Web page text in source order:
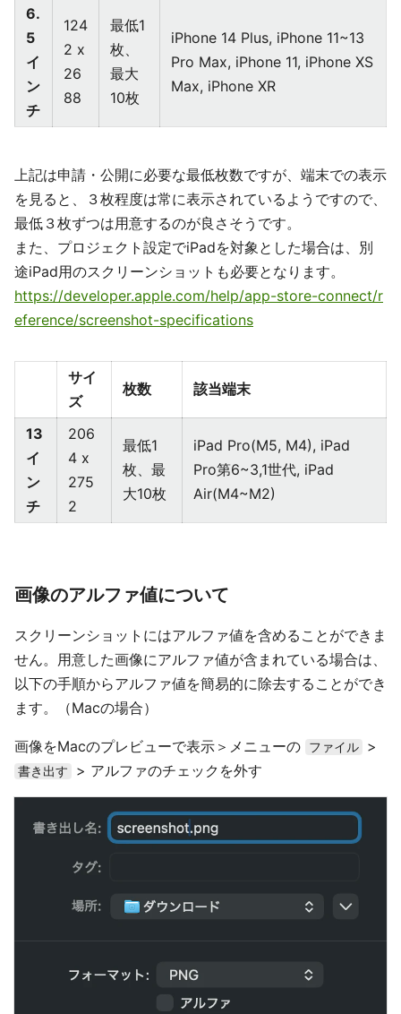
6.
5
イ
ン
チ
124
2 x
26
88
最低1
枚、
最大
10枚
iPhone 14 Plus, iPhone 11~13
Pro Max, iPhone 11, iPhone XS
Max, iPhone XR
上記は申請・公開に必要な最低枚数ですが、端末での表示
を見ると、３枚程度は常に表示されているようですので、
最低３枚ずつは用意するのが良さそうです。
また、プロジェクト設定でiPadを対象とした場合は、別
途iPad用のスクリーンショットも必要となります。
https://developer.apple.com/help/app-store-connect/r
eference/screenshot-specifications
サイ
ズ
枚数 該当端末
13
イ
ン
チ
206
4 x
275
2
最低1
枚、最
大10枚
iPad Pro(M5, M4), iPad
Pro第6~3,1世代, iPad
Air(M4~M2)
画像のアルファ値について
スクリーンショットにはアルファ値を含めることができま
せん。用意した画像にアルファ値が含まれている場合は、
以下の手順からアルファ値を簡易的に除去することができ
ます。（Macの場合）
画像をMacのプレビューで表示＞メニューの ファイル >
書き出す > アルファのチェックを外す